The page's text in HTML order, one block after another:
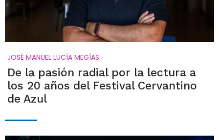
JOSÉ MANUEL LUCÍA MEGÍAS
De la pasión radial por la lectura a
los 20 años del Festival Cervantino
de Azul